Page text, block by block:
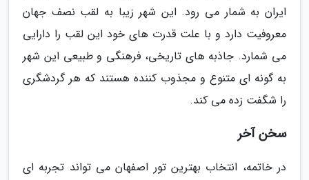
ایران به شمار می رود. این شهر زیبا به لقب نصف جهان
معروفیت دارد و با علت قدرت های خود این لقب را دارایی
می شمارد. جاذبه های تاریخی، فرهنگی و طبیعی این شهر
به گونه ای متنوع و مجذوب کننده هستند که هر گردشگری
را شگفت زده می کند.
سخن آخر
در خاتمه، انتخاب بهترین تور اصفهان می تواند تجربه ای